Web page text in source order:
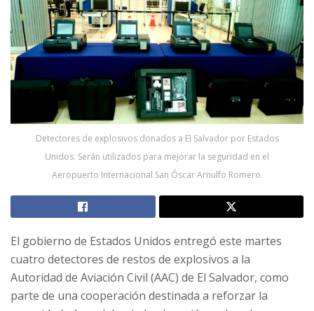
Detectores de explosivos donados a El Salvador por Estados
Unidos. Serán utilizados para mejorar la seguridad en el
Aeropuerto Internacional San Óscar Arnulfo Romero.
El gobierno de Estados Unidos entregó este martes
cuatro detectores de restos de explosivos a la
Autoridad de Aviación Civil (AAC) de El Salvador, como
parte de una cooperación destinada a reforzar la